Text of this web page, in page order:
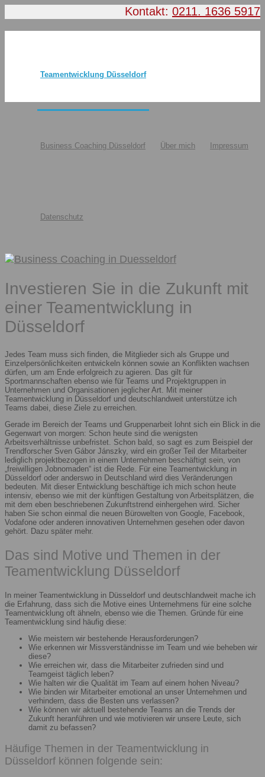
Kontakt: 0211. 1636 5917
Teamentwicklung Düsseldorf
Business Coaching Düsseldorf Über mich Impressum
Datenschutz
Investieren Sie in die Zukunft mit
einer Teamentwicklung in
Düsseldorf
Jedes Team muss sich finden, die Mitglieder sich als Gruppe und
Einzelpersönlichkeiten entwickeln können sowie an Konflikten wachsen
dürfen, um am Ende erfolgreich zu agieren. Das gilt für
Sportmannschaften ebenso wie für Teams und Projektgruppen in
Unternehmen und Organisationen jeglicher Art. Mit meiner
Teamentwicklung in Düsseldorf und deutschlandweit unterstütze ich
Teams dabei, diese Ziele zu erreichen.
Gerade im Bereich der Teams und Gruppenarbeit lohnt sich ein Blick in die
Gegenwart von morgen: Schon heute sind die wenigsten
Arbeitsverhältnisse unbefristet. Schon bald, so sagt es zum Beispiel der
Trendforscher Sven Gábor Jánszky, wird ein großer Teil der Mitarbeiter
lediglich projektbezogen in einem Unternehmen beschäftigt sein, von
„freiwilligen Jobnomaden“ ist die Rede. Für eine Teamentwicklung in
Düsseldorf oder anderswo in Deutschland wird dies Veränderungen
bedeuten. Mit dieser Entwicklung beschäftige ich mich schon heute
intensiv, ebenso wie mit der künftigen Gestaltung von Arbeitsplätzen, die
mit dem eben beschriebenen Zukunftstrend einhergehen wird. Sicher
haben Sie schon einmal die neuen Bürowelten von Google, Facebook,
Vodafone oder anderen innovativen Unternehmen gesehen oder davon
gehört. Dazu später mehr.
Das sind Motive und Themen in der
Teamentwicklung Düsseldorf
In meiner Teamentwicklung in Düsseldorf und deutschlandweit mache ich
die Erfahrung, dass sich die Motive eines Unternehmens für eine solche
Teamentwicklung oft ähneln, ebenso wie die Themen. Gründe für eine
Teamentwicklung sind häufig diese:
Wie meistern wir bestehende Herausforderungen?
Wie erkennen wir Missverständnisse im Team und wie beheben wir
diese?
Wie erreichen wir, dass die Mitarbeiter zufrieden sind und
Teamgeist täglich leben?
Wie halten wir die Qualität im Team auf einem hohen Niveau?
Wie binden wir Mitarbeiter emotional an unser Unternehmen und
verhindern, dass die Besten uns verlassen?
Wie können wir aktuell bestehende Teams an die Trends der
Zukunft heranführen und wie motivieren wir unsere Leute, sich
damit zu befassen?
Häufige Themen in der Teamentwicklung in
Düsseldorf können folgende sein: